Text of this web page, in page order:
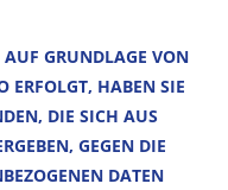
GRUNDLAGE VON
ERFOLGT, HABEN SIE
DIE SICH AUS
GEGEN DIE
DATEN